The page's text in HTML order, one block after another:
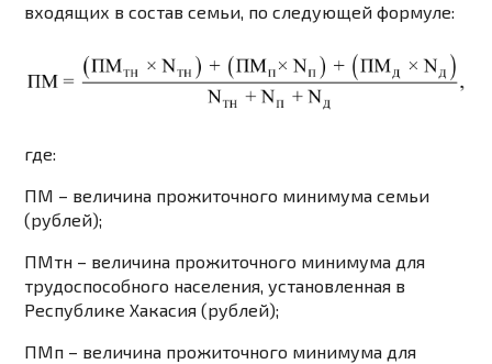
входящих в состав семьи, по следующей формуле:
где:
ПМ – величина прожиточного минимума семьи
(рублей);
ПМтн – величина прожиточного минимума для
трудоспособного населения, установленная в
Республике Хакасия (рублей);
ПМп – величина прожиточного минимума для